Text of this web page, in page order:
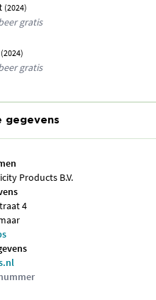
(2024)
gratis
(2024)
gratis
gegevens
Products B.V.
4